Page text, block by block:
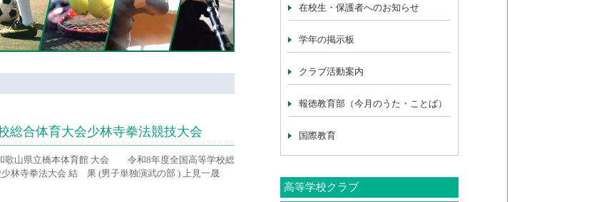
合体育大会少林寺拳法競技大会
山県立橋本体育館 大会 令和8年度全国高等学校総
林寺拳法大会 結 果 (男子単独演武の部 ) 上見一晟
在校生・保護者へのお知らせ
学年の掲示板
クラブ活動案内
報徳教育部（今月のうた・ことば）
国際教育
高等学校クラブ